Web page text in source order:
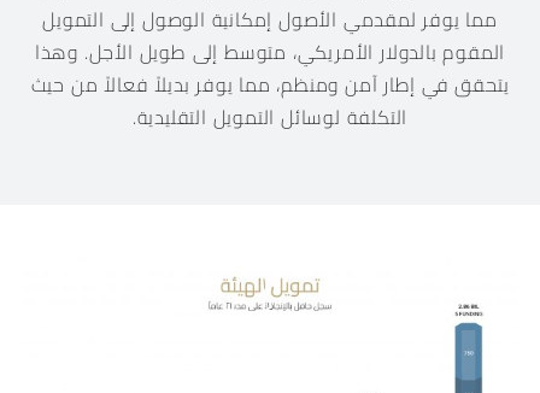
مما يوفر لمقدمي الأصول إمكانية الوصول إلى التمويل
المقوم بالدولار الأمريكي، متوسط ​​إلى طويل الأجل. وهذا
يتحقق في إطار آمن ومنظم، مما يوفر بديلاً فعالاً من حيث
التكلفة لوسائل التمويل التقليدية.